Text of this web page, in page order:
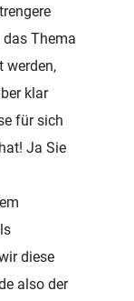
Thema
werden,
klar
für sich
Ja Sie
diese
also der